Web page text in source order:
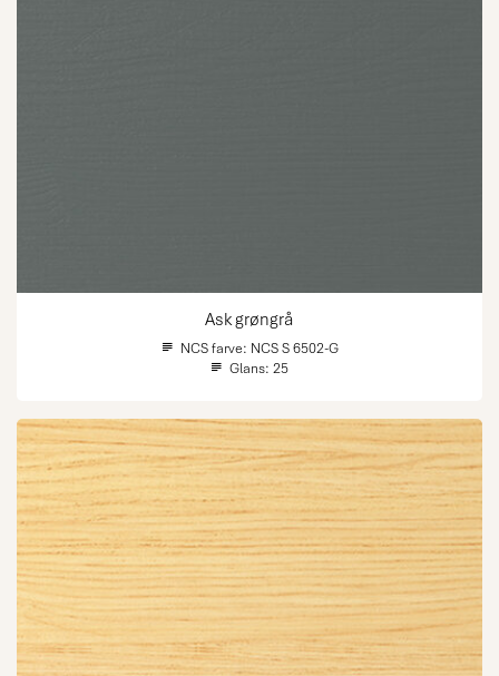
Ask grøngrå
NCS farve: NCS S 6502-G
Glans:25